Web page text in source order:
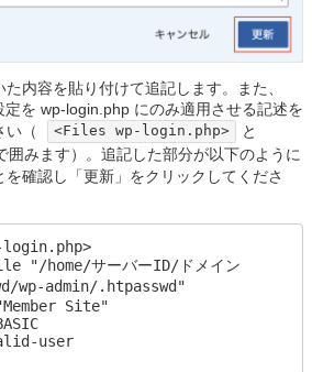
た内容を貼り付けて追記します。また、
定を wp-login.php にのみ適用させる記述を
い（
<Files wp-login.php> と
囲みます）。追記した部分が以下のように
を確認し「更新」をクリックしてくださ
"/home/サーバーID/ドメイン
wp-admin/.htpasswd"
Site"
user